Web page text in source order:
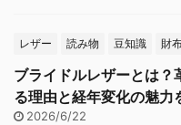
レザー 読み物 豆知識 財
ブライドルレザーとは？
る理由と経年変化の魅力
2026/6/22